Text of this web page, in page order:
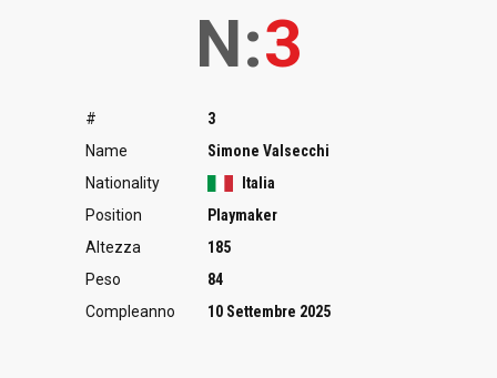
N:3
#
3
Name
Simone Valsecchi
Nationality
Italia
Position
Playmaker
Altezza
185
Peso
84
Compleanno
10 Settembre 2025